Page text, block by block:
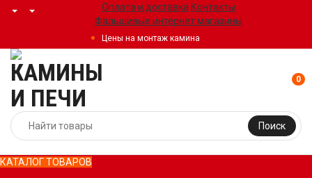
Оплата и доставка Контакты
Фальшивые интернет магазины
Цены на монтаж камина
Поиск
0
КАТАЛОГ ТОВАРОВ